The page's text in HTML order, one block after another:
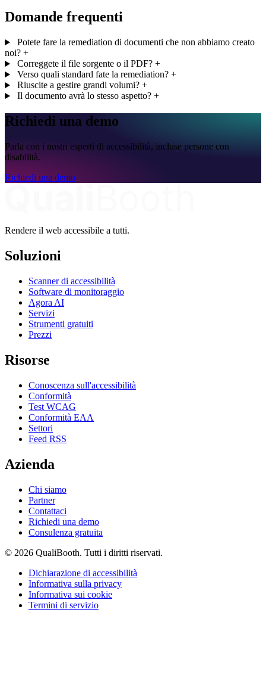
Domande frequenti
Potete fare la remediation di documenti che non abbiamo creato
noi? +
Correggete il file sorgente o il PDF? +
Verso quali standard fate la remediation? +
Riuscite a gestire grandi volumi? +
Il documento avrà lo stesso aspetto? +
Richiedi una demo
Parla con i nostri esperti di accessibilità, incluse persone con
disabilità.
Richiedi una demo
Rendere il web accessibile a tutti.
Soluzioni
Scanner di accessibilità
Software di monitoraggio
Agora AI
Servizi
Strumenti gratuiti
Prezzi
Risorse
Conoscenza sull'accessibilità
Conformità
Test WCAG
Conformità EAA
Settori
Feed RSS
Azienda
Chi siamo
Partner
Contattaci
Richiedi una demo
Consulenza gratuita
© 2026 QualiBooth. Tutti i diritti riservati.
Dichiarazione di accessibilità
Informativa sulla privacy
Informativa sui cookie
Termini di servizio